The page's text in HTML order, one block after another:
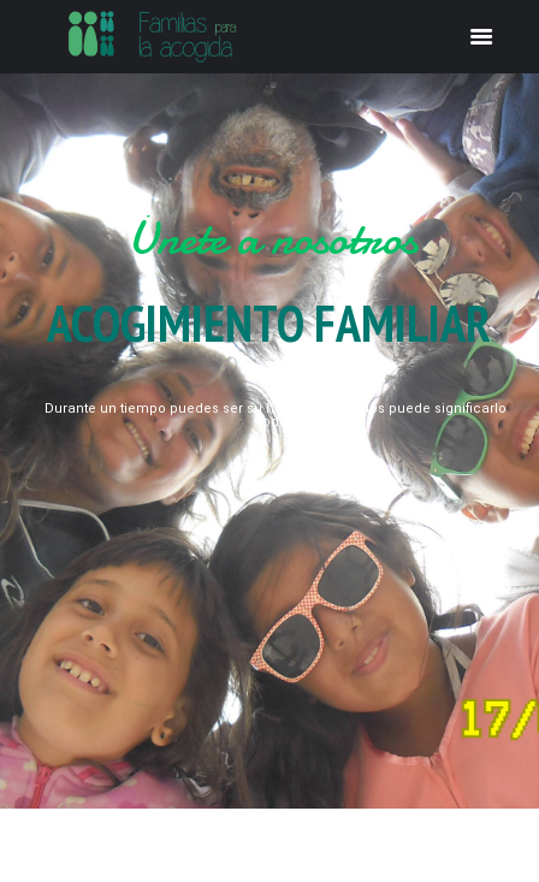
Únete a nosotros
ACOGIMIENTO FAMILIAR
Durante un tiempo puedes ser su hogar, y para ellos puede significarlo
todo.